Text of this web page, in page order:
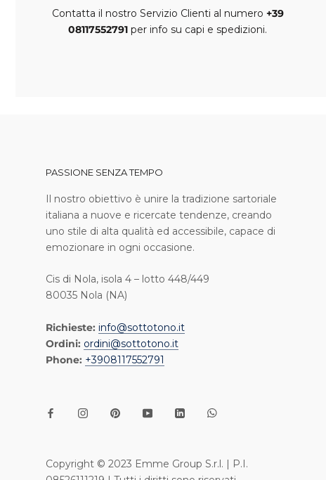
Contatta il nostro Servizio Clienti al numero +39
08117552791per info su capi e spedizioni.
PASSIONE SENZA TEMPO
I l nostro obiettivo è unire la tradizione sartoriale
italiana a nuove e ricercate tendenze, creando
uno stile di alta qualità ed accessibile, capace di
emozionare in ogni occasione.
Cis di Nola, isola 4 – lotto 448/449
80035 Nola (NA)
Richieste: info@sottotono.it
Ordini: ordini@sottotono.it
Phone: +3908117552791
Copyright © 2023 Emme Group S.r.l. | P.I.